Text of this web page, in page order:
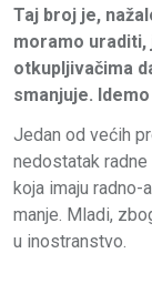
Taj broj je,
moramo
otkupljivačima
smanjuje.
Jedan od većih
nedostatak
koja imaju radno-
manje. Mladi,
u inostranstvo.